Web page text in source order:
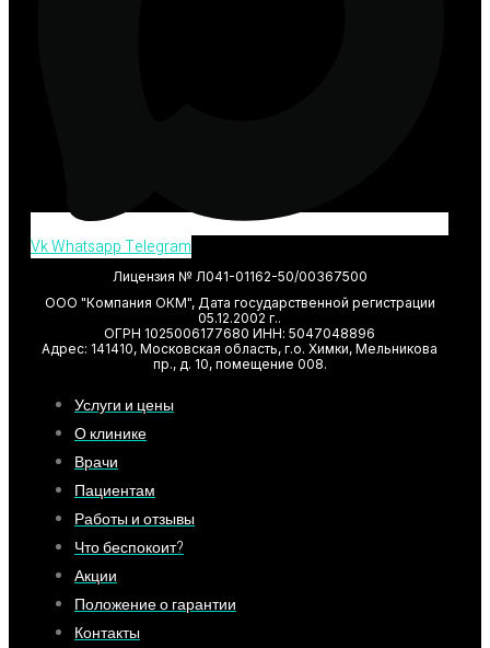
VkWhatsappTelegram
Лицензия № Л041-01162-50/00367500
ООО "Компания ОКМ", Дата государственной регистрации
05.12.2002 г..
ОГРН 1025006177680 ИНН: 5047048896
Адрес: 141410, Московская область, г.о. Химки, Мельникова
пр., д. 10, помещение 008.
Услуги и цены
О клинике
Врачи
Пациентам
Работы и отзывы
Что беспокоит?
Акции
Положение о гарантии
Контакты